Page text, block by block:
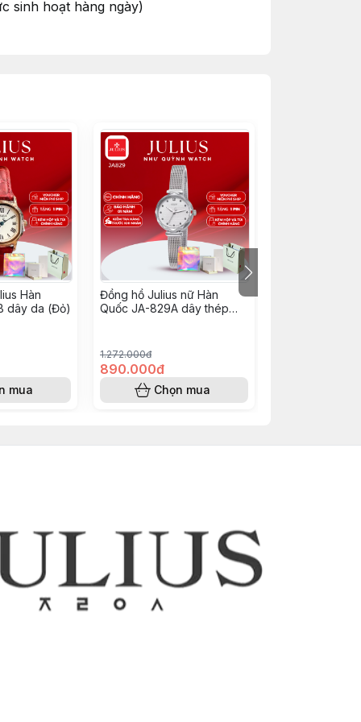
sinh hoạt hàng ngày)
sáng bóng và bền màu
môi trường hóa chất như giặt đồ, tấm
Hàn
dây da (Đỏ)
mua
Đồng hồ Julius nữ Hàn
Quốc JA-829A dây thép
1.272.000đ
890.000đ
Chọn mua